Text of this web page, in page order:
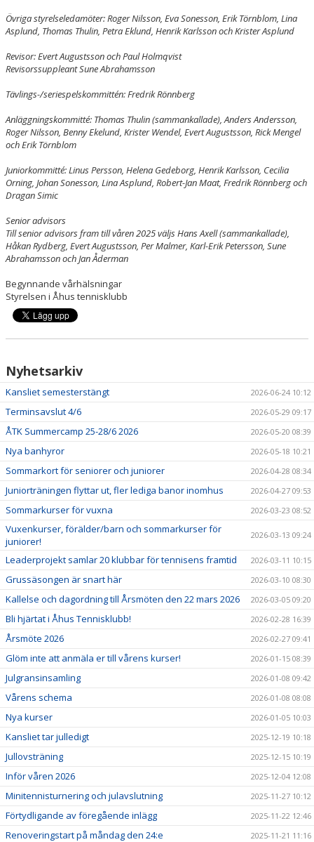
Övriga styrelseledamöter: Roger Nilsson, Eva Sonesson, Erik Törnblom, Lina
Asplund, Thomas Thulin, Petra Eklund, Henrik Karlsson och Krister Asplund
Revisor: Evert Augustsson och Paul Holmqvist
Revisorssuppleant Sune Abrahamsson
Tävlings-/seriespelskommittén: Fredrik Rönnberg
Anläggningskommitté: Thomas Thulin (sammankallade), Anders Andersson,
Roger Nilsson, Benny Ekelund, Krister Wendel, Evert Augustsson, Rick Mengel
och Erik Törnblom
Juniorkommitté: Linus Persson, Helena Gedeborg, Henrik Karlsson, Cecilia
Orning, Johan Sonesson, Lina Asplund, Robert-Jan Maat, Fredrik Rönnberg och
Dragan Simic
Senior advisors
Till senior advisors fram till våren 2025 väljs Hans Axell (sammankallade),
Håkan Rydberg, Evert Augustsson, Per Malmer, Karl-Erik Petersson, Sune
Abrahamsson och Jan Åderman
Begynnande vårhälsningar
Styrelsen i Åhus tennisklubb
Nyhetsarkiv
Kansliet semesterstängt 2026-06-24 10:12
Terminsavslut 4/6 2026-05-29 09:17
ÅTK Summercamp 25-28/6 2026 2026-05-20 08:39
Nya banhyror 2026-05-18 10:21
Sommarkort för seniorer och juniorer 2026-04-28 08:34
Juniorträningen flyttar ut, fler lediga banor inomhus 2026-04-27 09:53
Sommarkurser för vuxna 2026-03-23 08:52
Vuxenkurser, förälder/barn och sommarkurser för
juniorer!
2026-03-13 09:24
Leaderprojekt samlar 20 klubbar för tennisens framtid 2026-03-11 10:15
Grussäsongen är snart här 2026-03-10 08:30
Kallelse och dagordning till Årsmöten den 22 mars 2026 2026-03-05 09:20
Bli hjärtat i Åhus Tennisklubb! 2026-02-28 16:39
Årsmöte 2026 2026-02-27 09:41
Glöm inte att anmäla er till vårens kurser! 2026-01-15 08:39
Julgransinsamling 2026-01-08 09:42
Vårens schema 2026-01-08 08:08
Nya kurser 2026-01-05 10:03
Kansliet tar julledigt 2025-12-19 10:18
Jullovsträning 2025-12-15 10:19
Inför våren 2026 2025-12-04 12:08
Minitennisturnering och julavslutning 2025-11-27 10:12
Förtydligande av föregående inlägg 2025-11-22 12:46
Renoveringstart på måndag den 24:e 2025-11-21 11:16